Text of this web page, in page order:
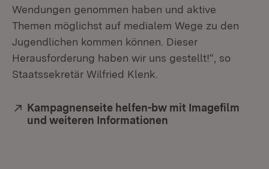
Wendungen genommen haben und aktive
Themen möglichst auf medialem Wege zu den
Jugendlichen kommen können. Dieser
Herausforderung haben wir uns gestellt!“, so
Staatssekretär Wilfried Klenk.
Extern:
Kampagnenseite helfen-bw mit Imagefilm
und weiteren Informationen